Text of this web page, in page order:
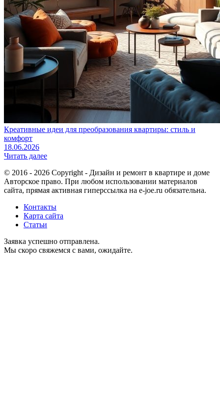
Креативные идеи для преобразования квартиры: стиль и
комфорт
18.06.2026
Читать далее
© 2016 - 2026 Copyright - Дизайн и ремонт в квартире и доме
Авторское право. При любом использовании материалов
сайта, прямая активная гиперссылка на e-joe.ru обязательна.
Контакты
Карта сайта
Статьи
Заявка успешно отправлена.
Мы скоро свяжемся с вами, ожидайте.